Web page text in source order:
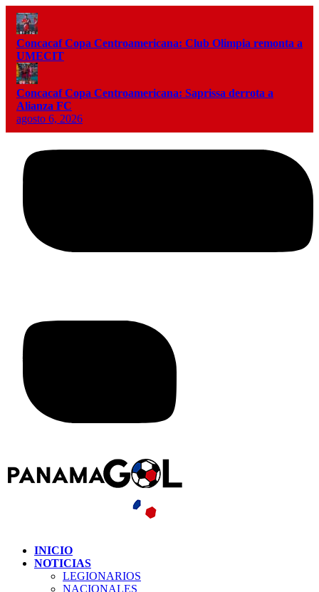
Concacaf Copa Centroamericana: Club Olimpia remonta a
UMECIT
Concacaf Copa Centroamericana: Saprissa derrota a
Alianza FC
agosto 6, 2026
INICIO
NOTICIAS
LEGIONARIOS
NACIONALES